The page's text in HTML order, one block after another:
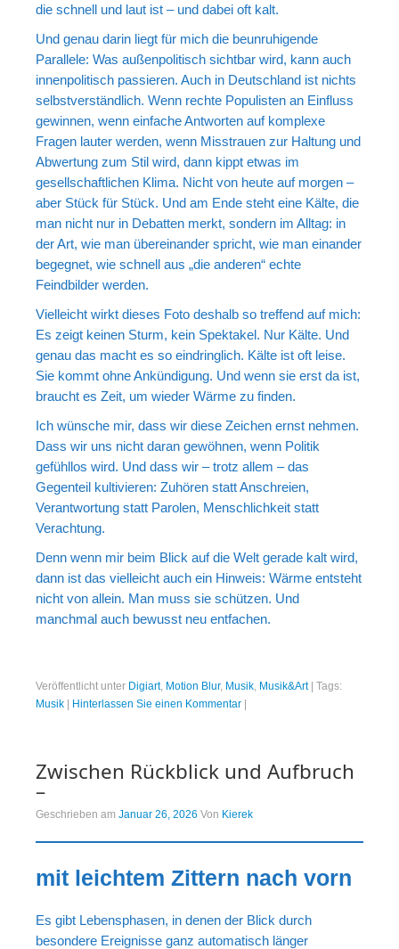
die schnell und laut ist – und dabei oft kalt.
Und genau darin liegt für mich die beunruhigende
Parallele: Was außenpolitisch sichtbar wird, kann auch
innenpolitisch passieren. Auch in Deutschland ist nichts
selbstverständlich. Wenn rechte Populisten an Einfluss
gewinnen, wenn einfache Antworten auf komplexe
Fragen lauter werden, wenn Misstrauen zur Haltung und
Abwertung zum Stil wird, dann kippt etwas im
gesellschaftlichen Klima. Nicht von heute auf morgen –
aber Stück für Stück. Und am Ende steht eine Kälte, die
man nicht nur in Debatten merkt, sondern im Alltag: in
der Art, wie man übereinander spricht, wie man einander
begegnet, wie schnell aus „die anderen“ echte
Feindbilder werden.
Vielleicht wirkt dieses Foto deshalb so treffend auf mich:
Es zeigt keinen Sturm, kein Spektakel. Nur Kälte. Und
genau das macht es so eindringlich. Kälte ist oft leise.
Sie kommt ohne Ankündigung. Und wenn sie erst da ist,
braucht es Zeit, um wieder Wärme zu finden.
Ich wünsche mir, dass wir diese Zeichen ernst nehmen.
Dass wir uns nicht daran gewöhnen, wenn Politik
gefühllos wird. Und dass wir – trotz allem – das
Gegenteil kultivieren: Zuhören statt Anschreien,
Verantwortung statt Parolen, Menschlichkeit statt
Verachtung.
Denn wenn mir beim Blick auf die Welt gerade kalt wird,
dann ist das vielleicht auch ein Hinweis: Wärme entsteht
nicht von allein. Man muss sie schützen. Und
manchmal auch bewusst neu entfachen.
Veröffentlicht unter Digiart, Motion Blur, Musik, Musik&Art
Tags:
Musik
Hinterlassen Sie einen Kommentar
Zwischen Rückblick und Aufbruch
–
Geschrieben am Januar 26, 2026 Von Kierek
mit leichtem Zittern nach vorn
Es gibt Lebensphasen, in denen der Blick durch
besondere Ereignisse ganz automatisch länger